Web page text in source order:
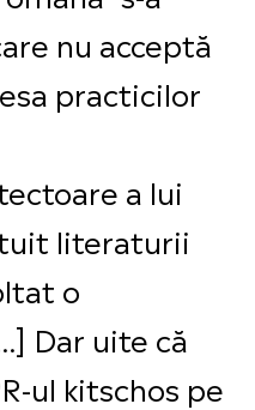
nu acceptă
practicilor
a lui
literaturii
o
Dar uite că
ul kitschos pe